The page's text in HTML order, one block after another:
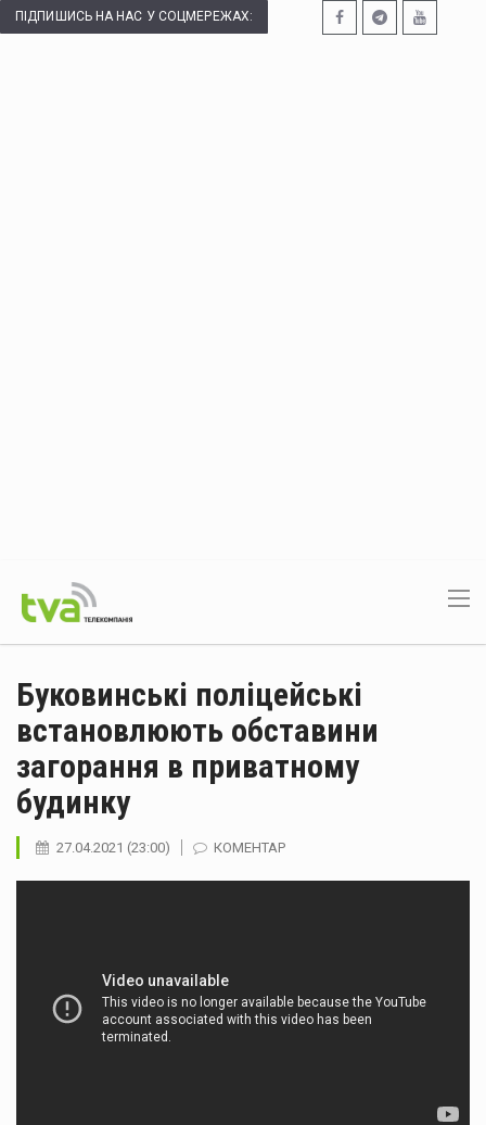
ПІДПИШИСЬ НА НАС У СОЦМЕРЕЖАХ:
Буковинські поліцейські
встановлюють обставини
загорання в приватному
будинку
27.04.2021 (23:00) КОМЕНТАР